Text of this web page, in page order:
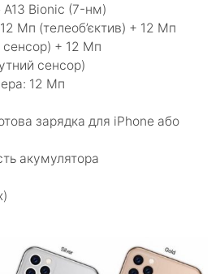
Bionic (7-нм)
Мп (телеоб’єктив) + 12 Мп
сенсор) + 12 Мп
сенсор)
12 Мп
зарядка для iPhone або
акумулятора